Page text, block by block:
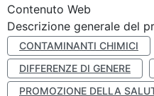
Contenuto Web
Descrizione generale del
CONTAMINANTI CHIMICI
DIFFERENZE DI GENERE
PROMOZIONE DELLA